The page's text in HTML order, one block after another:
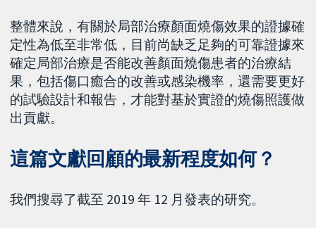
整體來說，有關於局部治療顏面燒傷效果的證據確
定性為低至非常低，目前尚缺乏足夠的可靠證據來
確定局部治療是否能改善顏面燒傷患者的治療結
果，包括傷口癒合的改善或感染機率，還需要更好
的試驗設計和報告，才能對基於實證的燒傷照護做
出貢獻。
這篇文獻回顧的最新程度如何？
我們搜尋了截至 2019 年 12 月發表的研究。